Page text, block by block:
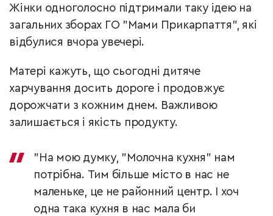
Жінки одноголосно підтримали таку ідею на
загальних зборах ГО "Мами Прикарпаття", які
відбулися вчора увечері.
Матері кажуть, що сьогодні дитяче
харчування досить дороге і продовжує
дорожчати з кожним днем. Важливою
залишається і якість продукту.
"На мою думку, "Молочна кухня" нам
потрібна. Тим більше місто в нас не
маленьке, це не районний центр. І хоч
одна така кухня в нас мала би